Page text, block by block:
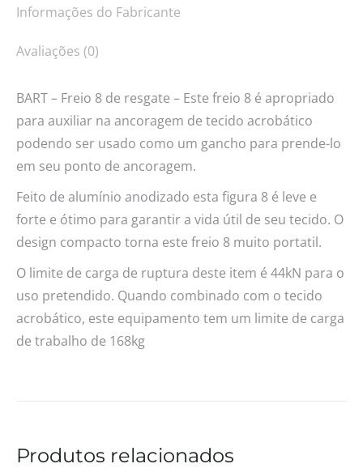
Informações do Fabricante
Avaliações (0)
BART – Freio 8 de resgate – Este freio 8 é apropriado
para auxiliar na ancoragem de tecido acrobático
podendo ser usado como um gancho para prende-lo
em seu ponto de ancoragem.
Feito de alumínio anodizado esta figura 8 é leve e
forte e ótimo para garantir a vida útil de seu tecido. O
design compacto torna este freio 8 muito portatil.
O limite de carga de ruptura deste item é 44kN para o
uso pretendido. Quando combinado com o tecido
acrobático, este equipamento tem um limite de carga
de trabalho de 168kg
Produtos relacionados